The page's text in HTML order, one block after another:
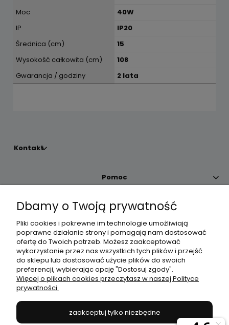
Moc
40W
IP
IP20
Średnica (cm)
15
Wysokość całkowita (cm)
108
Gwarancja / godziny
2 lata
Kontakt
Pomoc
Moje konto
Płatności i dostawa
Informacje
Dbamy o Twoją prywatność
Pliki cookies i pokrewne im technologie umożliwiają
poprawne działanie strony i pomagają nam dostosować
ofertę do Twoich potrzeb. Możesz zaakceptować
wykorzystanie przez nas wszystkich tych plików i przejść
do sklepu lub dostosować użycie plików do swoich
preferencji, wybierając opcję "Dostosuj zgody".
Więcej o plikach cookies przeczytasz w naszej Polityce
prywatności.
zaakceptuj tylko niezbędne